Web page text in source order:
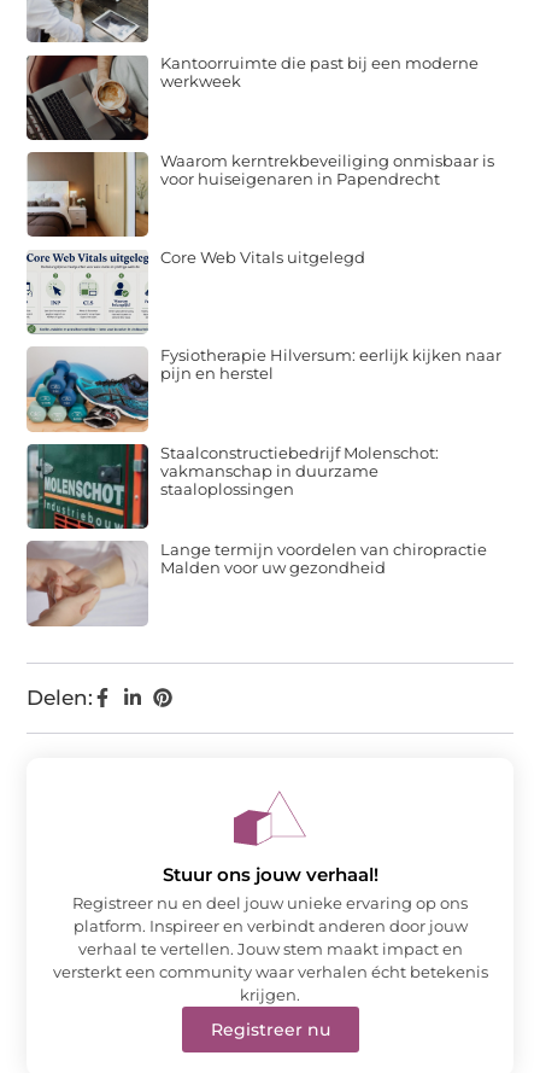
Delen:
Kantoorruimte die past bij een moderne
werkweek
Waarom kerntrekbeveiliging onmisbaar is
voor huiseigenaren in Papendrecht
Core Web Vitals uitgelegd
Fysiotherapie Hilversum: eerlijk kijken naar
pijn en herstel
Staalconstructiebedrijf Molenschot:
vakmanschap in duurzame
staaloplossingen
Lange termijn voordelen van chiropractie
Malden voor uw gezondheid
Stuur ons jouw verhaal!
Registreer nu en deel jouw unieke ervaring op ons
platform. Inspireer en verbindt anderen door jouw
verhaal te vertellen. Jouw stem maakt impact en
versterkt een community waar verhalen écht betekenis
krijgen.
Registreer nu